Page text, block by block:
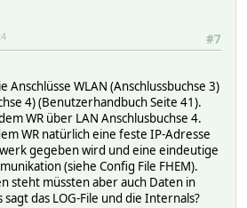
#7
Anschlüsse WLAN (Anschlussbuchse 3)
4) (Benutzerhandbuch Seite 41).
WR über LAN Anschlusbuchse 4.
WR natürlich eine feste IP-Adresse
gegeben wird und eine eindeutige
(siehe Config File FHEM).
steht müssten aber auch Daten in
sagt das LOG-File und die Internals?